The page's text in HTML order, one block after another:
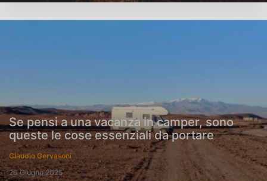
Se pensi a una vacanza in camper, sono
queste le cose essenziali da portare
Claudio Gervasoni
26 Giugno 2025